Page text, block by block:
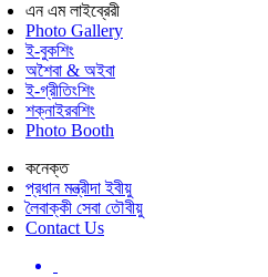
এন এম লাইব্রেরী
Photo Gallery
ই-বুকশিং
অশৈবা & অইবা
ই-গ্রীতিংশিং
শক্নাইরবশিং
Photo Booth
কনেক্ত
প্রধান মন্ত্রীদা ইবীয়ু
লৈবাক্কী সেবা তৌবীয়ু
Contact Us